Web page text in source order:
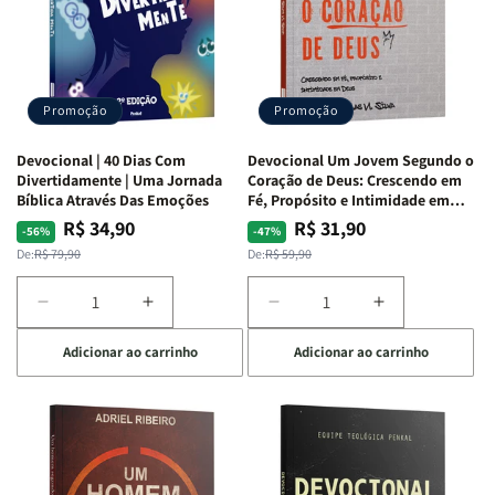
Alves
Alves
Equipe
Teológica
Penkal
Equipe
Teológica
Penkal
Promoção
Devocional | 40 Dias Com
Divertidamente | Uma Jornada
Bíblica Através Das Emoções
-56%
Preço
normal
De:R$ 79,90
Preço
promocional
R$ 34,90
Diminuir
a
quantidade
de
Devocional
40
Dias
Aumentar
a
quantidade
de
Devocional
|
40
Dias
Adicionar ao carrinho
Promoção
Devocional Um Jovem Segundo o
Coração de Deus: Crescendo em
Fé, Propósito e Intimidade em
Deus
-47%
Preço
normal
De:R$ 59,90
Preço
promocional
R$ 31,90
Diminuir
a
quantidade
de
Devocional
Segundo
Aumentar
a
quantidade
de
Devocional
Segundo
Adicionar ao carrinho